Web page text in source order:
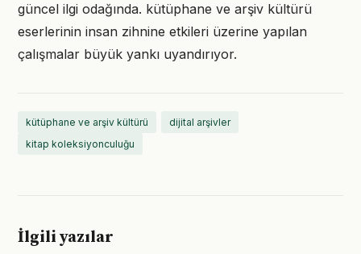
güncel ilgi odağında. kütüphane ve arşiv kültürü
eserlerinin insan zihnine etkileri üzerine yapılan
çalışmalar büyük yankı uyandırıyor.
kütüphane ve arşiv kültürü
dijital arşivler
kitap koleksiyonculuğu
İlgili yazılar